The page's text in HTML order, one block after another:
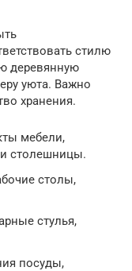
стилю
деревянную
уюта. Важно
хранения.
мебели,
столешницы.
столы,
стулья,
посуды,